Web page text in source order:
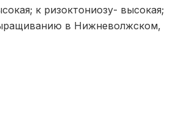
к ризоктониозу- высокая;
в Нижневолжском,